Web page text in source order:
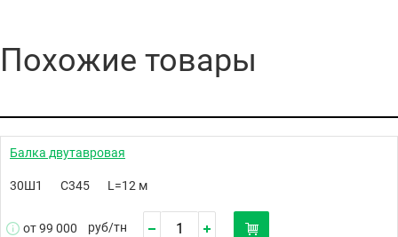
Похожие товары
Балка двутавровая
30Ш1 С345 L=12 м
от 99 000 руб/тн